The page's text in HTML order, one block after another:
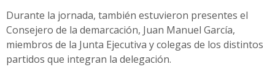
Durante la jornada, también estuvieron presentes el
Consejero de la demarcación, Juan Manuel García,
miembros de la Junta Ejecutiva y colegas de los distintos
partidos que integran la delegación.